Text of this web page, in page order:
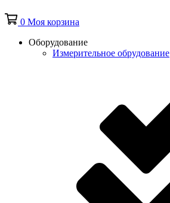
0 Моя корзина
Оборудование
Измерительное обрудование